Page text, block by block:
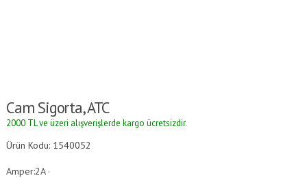
Cam Sigorta, ATC
2000 TL ve üzeri alışverişlerde kargo ücretsizdir.
Ürün Kodu: 1540052
Amper:2A ·